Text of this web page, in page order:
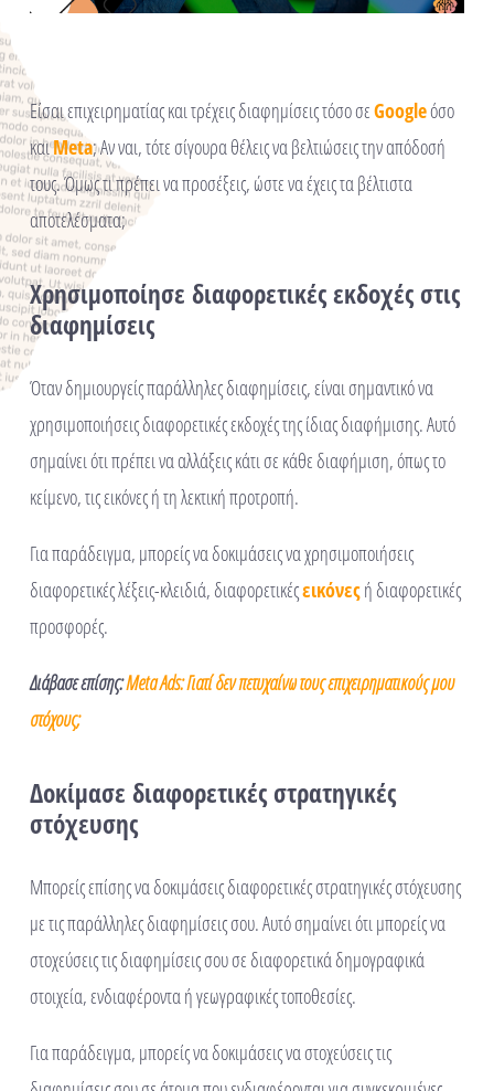
Είσαι επιχειρηματίας και τρέχεις διαφημίσεις τόσο σεGoogleόσο
καιMeta; Αν ναι, τότε σίγουρα θέλεις να βελτιώσεις την απόδοσή
τους. Όμως τι πρέπει να προσέξεις, ώστε να έχεις τα βέλτιστα
αποτελέσματα;
Χρησιμοποίησε διαφορετικές εκδοχές στις
διαφημίσεις
Όταν δημιουργείς παράλληλες διαφημίσεις, είναι σημαντικό να
χρησιμοποιήσεις διαφορετικές εκδοχές της ίδιας διαφήμισης. Αυτό
σημαίνει ότι πρέπει να αλλάξεις κάτι σε κάθε διαφήμιση, όπως το
κείμενο, τις εικόνες ή τη λεκτική προτροπή.
Για παράδειγμα, μπορείς να δοκιμάσεις να χρησιμοποιήσεις
διαφορετικές λέξεις-κλειδιά, διαφορετικέςεικόνεςή διαφορετικές
προσφορές.
Διάβασε επίσης:Meta Ads: Γιατί δεν πετυχαίνω τους επιχειρηματικούς μου
στόχους;
Δοκίμασε διαφορετικές στρατηγικές
στόχευσης
Μπορείς επίσης να δοκιμάσεις διαφορετικές στρατηγικές στόχευσης
με τις παράλληλες διαφημίσεις σου. Αυτό σημαίνει ότι μπορείς να
στοχεύσεις τις διαφημίσεις σου σε διαφορετικά δημογραφικά
στοιχεία, ενδιαφέροντα ή γεωγραφικές τοποθεσίες.
Για παράδειγμα, μπορείς να δοκιμάσεις να στοχεύσεις τις